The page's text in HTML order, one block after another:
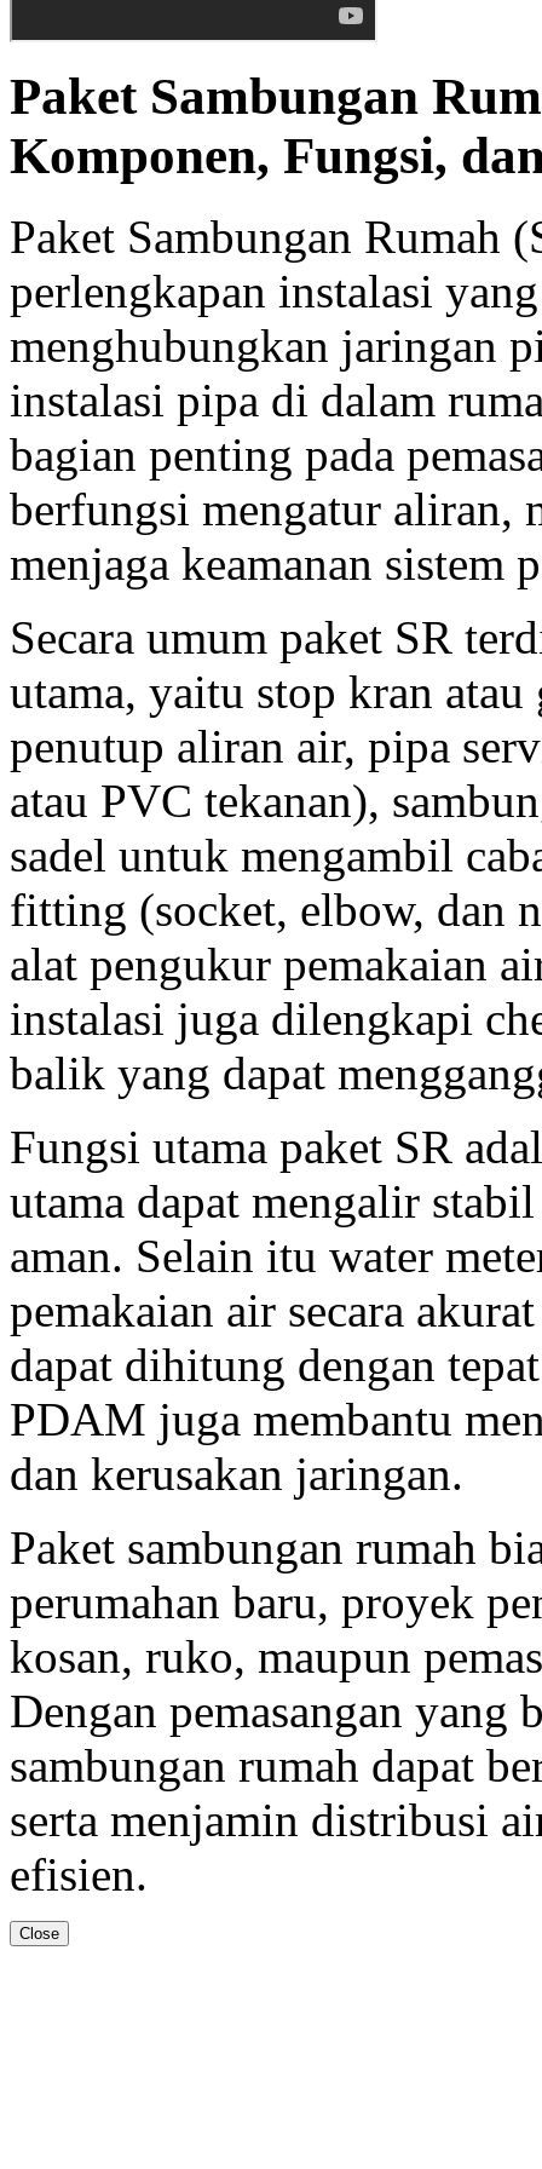
Paket Sambungan
Komponen, Fungsi,
Paket Sambungan Rumah
perlengkapan instalasi
menghubungkan jaringan
instalasi pipa di dalam
bagian penting pada
berfungsi mengatur aliran,
menjaga keamanan sistem
Secara umum paket SR
utama, yaitu stop kran atau
penutup aliran air, pipa
atau PVC tekanan),
sadel untuk mengambil
fitting (socket, elbow, dan
alat pengukur pemakaian
instalasi juga dilengkapi
balik yang dapat
Fungsi utama paket SR
utama dapat mengalir
aman. Selain itu water
pemakaian air secara
dapat dihitung dengan
PDAM juga membantu
dan kerusakan jaringan.
Paket sambungan rumah
perumahan baru, proyek
kosan, ruko, maupun
Dengan pemasangan yang
sambungan rumah dapat
serta menjamin distribusi
efisien.
Close